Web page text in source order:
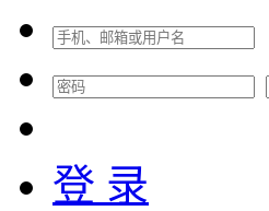
登 录